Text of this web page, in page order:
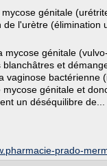
génitale
de l'urètre (élimination
mycose génitale
et
vaginose bactérienne
génitale et
un déséquilibre de...
prado-